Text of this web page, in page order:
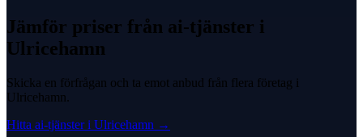
Jämför priser från ai-tjänster i
Ulricehamn
Skicka en förfrågan och ta emot anbud från flera företag i
Ulricehamn.
Hitta ai-tjänsteri Ulricehamn →